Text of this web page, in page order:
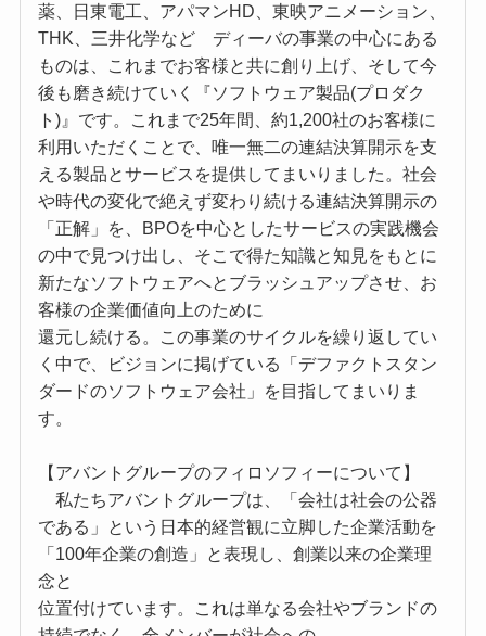
薬、日東電工、アパマンHD、東映アニメーション、
THK、三井化学など ディーバの事業の中心にある
ものは、これまでお客様と共に創り上げ、そして今
後も磨き続けていく『ソフトウェア製品(プロダク
ト)』です。これまで25年間、約1,200社のお客様に
利用いただくことで、唯一無二の連結決算開示を支
える製品とサービスを提供してまいりました。社会
や時代の変化で絶えず変わり続ける連結決算開示の
「正解」を、BPOを中心としたサービスの実践機会
の中で見つけ出し、そこで得た知識と知見をもとに
新たなソフトウェアへとブラッシュアップさせ、お
客様の企業価値向上のために
還元し続ける。この事業のサイクルを繰り返してい
く中で、ビジョンに掲げている「デファクトスタン
ダードのソフトウェア会社」を目指してまいりま
す。
【アバントグループのフィロソフィーについて】
私たちアバントグループは、「会社は社会の公器
である」という日本的経営観に立脚した企業活動を
「100年企業の創造」と表現し、創業以来の企業理
念と
位置付けています。これは単なる会社やブランドの